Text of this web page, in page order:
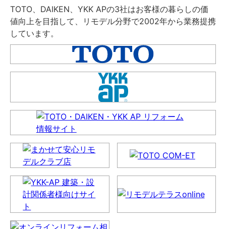
TOTO、DAIKEN、YKK APの3社はお客様の暮らしの価
値向上を目指して、リモデル分野で2002年から業務提携
しています。